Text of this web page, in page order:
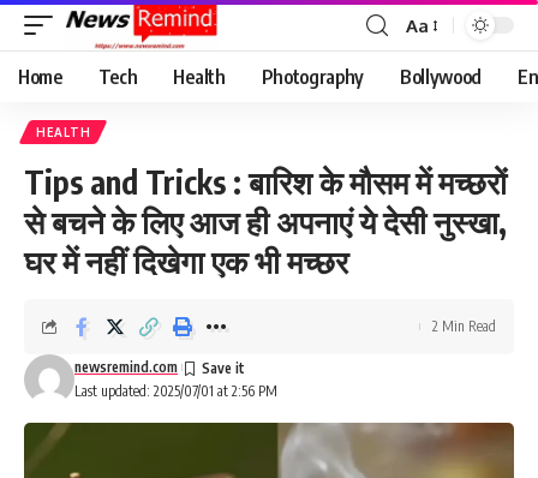
Font
Resizer
Aa
Home Tech Health Photography Bollywood
HEALTH
Tips and Tricks : बारिश के मौसम में मच्छरों
से बचने के लिए आज ही अपनाएं ये देसी नुस्खा,
घर में नहीं दिखेगा एक भी मच्छर
Last updated: 2025/07/01 at 2:56 PM
newsremind.com
2 Min Read